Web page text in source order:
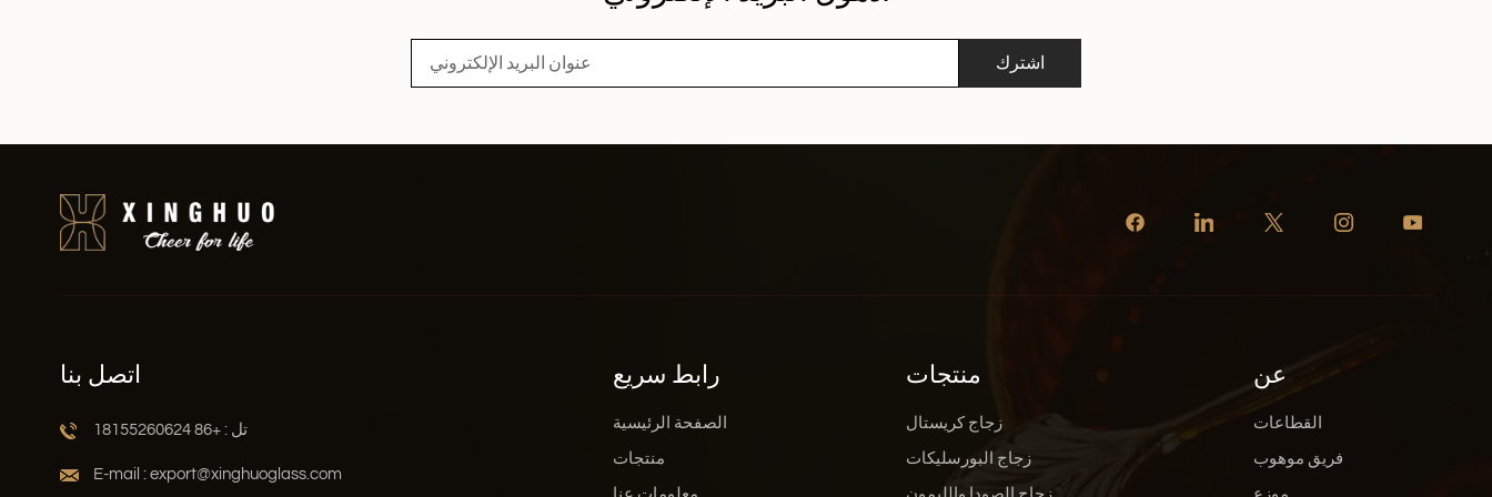
اشترك
اتصل بنا
تل : +86 18155260624
E-mail : export@xinghuoglass.com
رابط سريع
الصفحة الرئيسية
منتجات
منتجات
زجاج كريستال
زجاج البورسليكات
عن
القطاعات
فريق موهوب